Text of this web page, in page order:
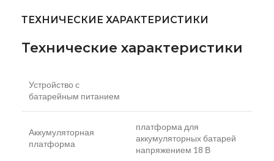
ТЕХНИЧЕСКИЕ ХАРАКТЕРИСТИКИ
Технические характеристики
Устройство с
батарейным питанием
Аккумуляторная
платформа
платформа для
аккумуляторных батарей
напряжением 18 В